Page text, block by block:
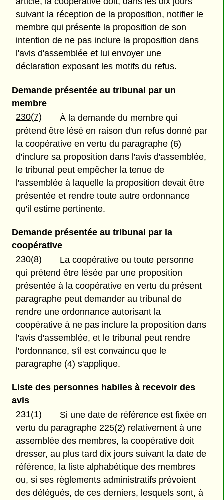
suivant la réception de la proposition, notifier le
membre qui présente la proposition de son
intention de ne pas inclure la proposition dans
l'avis d'assemblée et lui envoyer une
déclaration exposant les motifs du refus.
Demande présentée au tribunal par un
membre
230(7)
À la demande du membre qui
prétend être lésé en raison d'un refus donné par
la coopérative en vertu du paragraphe (6)
d'inclure sa proposition dans l'avis d'assemblée,
le tribunal peut empêcher la tenue de
l'assemblée à laquelle la proposition devait être
présentée et rendre toute autre ordonnance
qu'il estime pertinente.
Demande présentée au tribunal par la
coopérative
230(8)
La coopérative ou toute personne
qui prétend être lésée par une proposition
présentée à la coopérative en vertu du présent
paragraphe peut demander au tribunal de
rendre une ordonnance autorisant la
coopérative à ne pas inclure la proposition dans
l'avis d'assemblée, et le tribunal peut rendre
l'ordonnance, s'il est convaincu que le
paragraphe (4) s'applique.
Liste des personnes habiles à recevoir des
avis
231(1)
Si une date de référence est fixée en
vertu du paragraphe 225(2) relativement à une
assemblée des membres, la coopérative doit
dresser, au plus tard dix jours suivant la date de
référence, la liste alphabétique des membres
ou, si ses règlements administratifs prévoient
des délégués, de ces derniers, lesquels sont, à